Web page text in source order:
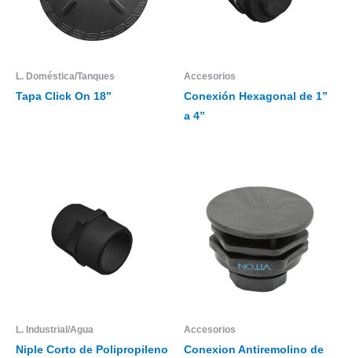
L. Doméstica/Tanques
Tapa Click On 18”
Accesorios
Conexión Hexagonal de 1”
a 4”
L. Industrial/Agua
Niple Corto de Polipropileno
Accesorios
Conexion Antiremolino de